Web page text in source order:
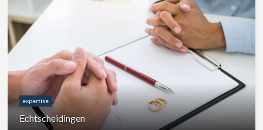
expertise
Echtscheidingen